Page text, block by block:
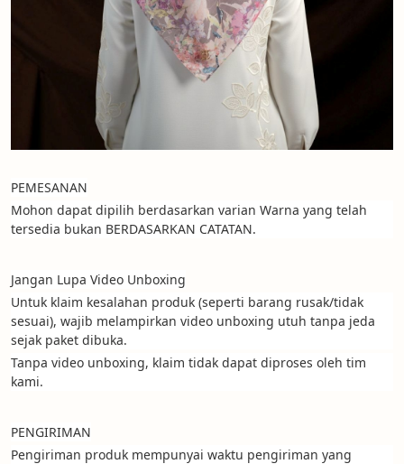
PEMESANAN
Mohon dapat dipilih berdasarkan varian Warna yang telah
tersedia bukan BERDASARKAN CATATAN.
Jangan Lupa Video Unboxing
Untuk klaim kesalahan produk (seperti barang rusak/tidak
sesuai), wajib melampirkan video unboxing utuh tanpa jeda
sejak paket dibuka.
Tanpa video unboxing, klaim tidak dapat diproses oleh tim
kami.
PENGIRIMAN
Pengiriman produk mempunyai waktu pengiriman yang